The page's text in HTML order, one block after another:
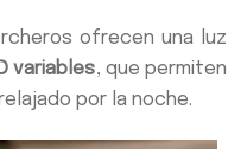
ofrecen una luz
variables, que permiten
por la noche.